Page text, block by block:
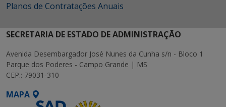
Planos de Contratações Anuais
SECRETARIA DE ESTADO DE ADMINISTRAÇÃO
Avenida Desembargador José Nunes da Cunha s/n - Bloco 1
Parque dos Poderes - Campo Grande | MS
CEP.: 79031-310
MAPA